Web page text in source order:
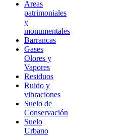
Áreas
patrimoniales
y
monumentales
Barrancas
Gases
Olores y
Vapores
Residuos
Ruido y
vibraciones
Suelo de
Conservación
Suelo
Urbano